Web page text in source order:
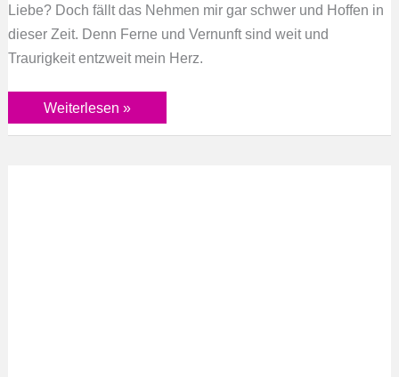
Liebe? Doch fällt das Nehmen mir gar schwer und Hoffen in
dieser Zeit. Denn Ferne und Vernunft sind weit und
Traurigkeit entzweit mein Herz.
Weiterlesen »